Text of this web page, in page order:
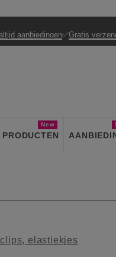
aanbiedingen✅Gratis
PRODUCTEN
New
elastiekjes